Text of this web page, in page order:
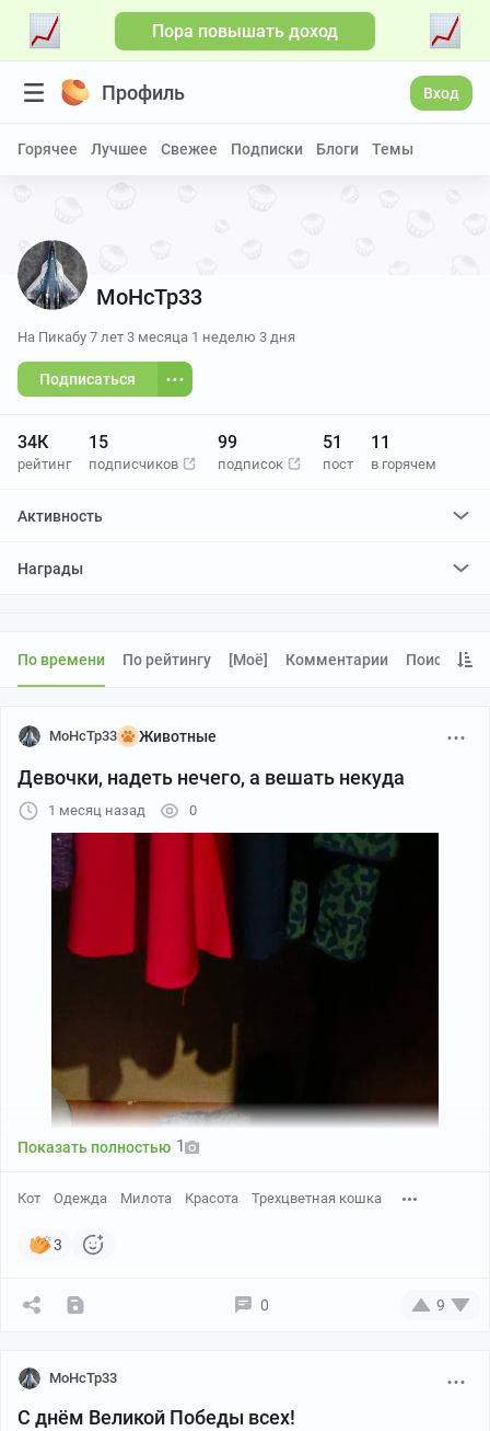
Пора повышать доход
Профиль Вход
Горячее Лучшее Свежее Подписки Блоги Темы
MoHcTp33
На Пикабу 7 лет 3 месяца 1 неделю 3 дня
Подписаться
34К
рейтинг
15
подписчиков
99
подписок
51
пост
11
в горячем
Активность
отредактировал
Награды
По времени По рейтингу [моё] Комментарии Поиск
MoHcTp33 Животные
Девочки, надеть нечего, а вешать некуда
1 месяц назад 0
Показать полностью 1
Кот Одежда Милота Красота Трехцветная кошка
3
0 9
MoHcTp33
С днём Великой Победы всех!
Больше видео